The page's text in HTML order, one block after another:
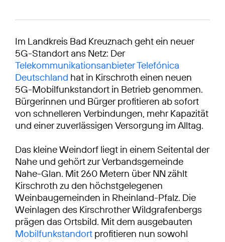
Im Landkreis Bad Kreuznach geht ein neuer
5G-Standort ans Netz: Der
Telekommunikationsanbieter Telefónica
Deutschland hat in Kirschroth einen neuen
5G-Mobilfunkstandort in Betrieb genommen.
Bürgerinnen und Bürger profitieren ab sofort
von schnelleren Verbindungen, mehr Kapazität
und einer zuverlässigen Versorgung im Alltag.
Das kleine Weindorf liegt in einem Seitental der
Nahe und gehört zur Verbandsgemeinde
Nahe-Glan. Mit 260 Metern über NN zählt
Kirschroth zu den höchstgelegenen
Weinbaugemeinden in Rheinland-Pfalz. Die
Weinlagen des Kirschrother Wildgrafenbergs
prägen das Ortsbild. Mit dem ausgebauten
Mobilfunkstandort profitieren nun sowohl